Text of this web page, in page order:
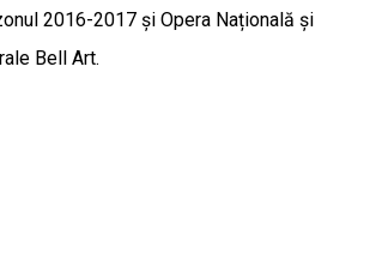
2016-2017 și Opera Națională și
Bell Art.